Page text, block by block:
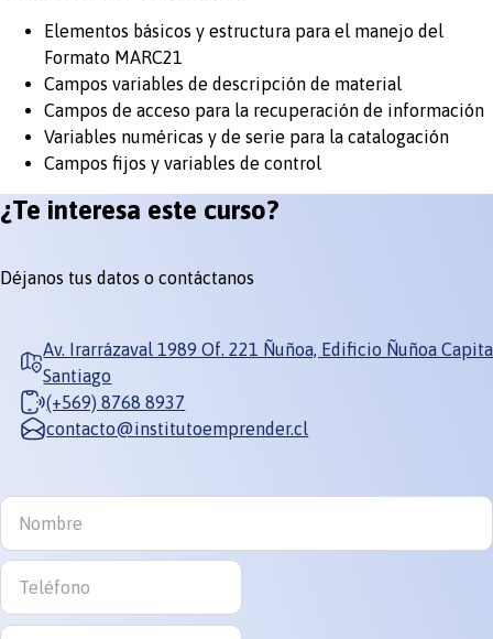
Elementos básicos y estructura para el manejo del
Formato MARC21
Campos variables de descripción de material
Campos de acceso para la recuperación de información
Variables numéricas y de serie para la catalogación
Campos fijos y variables de control
¿Te interesa este curso?
Déjanos tus datos o contáctanos
Av. Irarrázaval 1989 Of. 221 Ñuñoa, Edificio Ñuñoa
Santiago
(+569) 8768 8937
contacto@institutoemprender.cl